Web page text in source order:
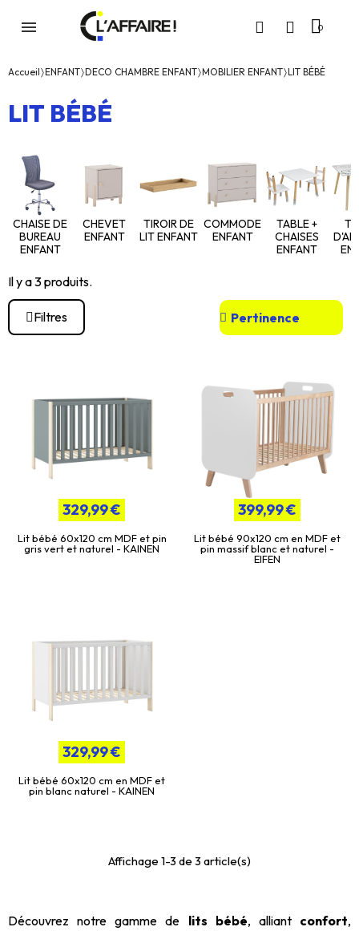
Accueil ENFANT DECO CHAMBRE ENFANT MOBILIER ENFANT LIT BÉBÉ
LIT BÉBÉ
CHAISE DE
BUREAU
ENFANT
CHEVET
ENFANT
TIROIR DE
LIT ENFANT
COMMODE
ENFANT
TABLE +
CHAISES
ENFANT
Il y a 3 produits.
Filtres
329,99 €
Lit bébé 60x120 cm MDF et pin
gris vert et naturel - KAINEN
399,99 €
Lit bébé 90x120 cm en MDF et
pin massif blanc et naturel -
EIFEN
329,99 €
Lit bébé 60x120 cm en MDF et
pin blanc naturel - KAINEN
Affichage 1-3 de 3 article(s)
Découvrez notre gamme de lits bébé, alliant confort,